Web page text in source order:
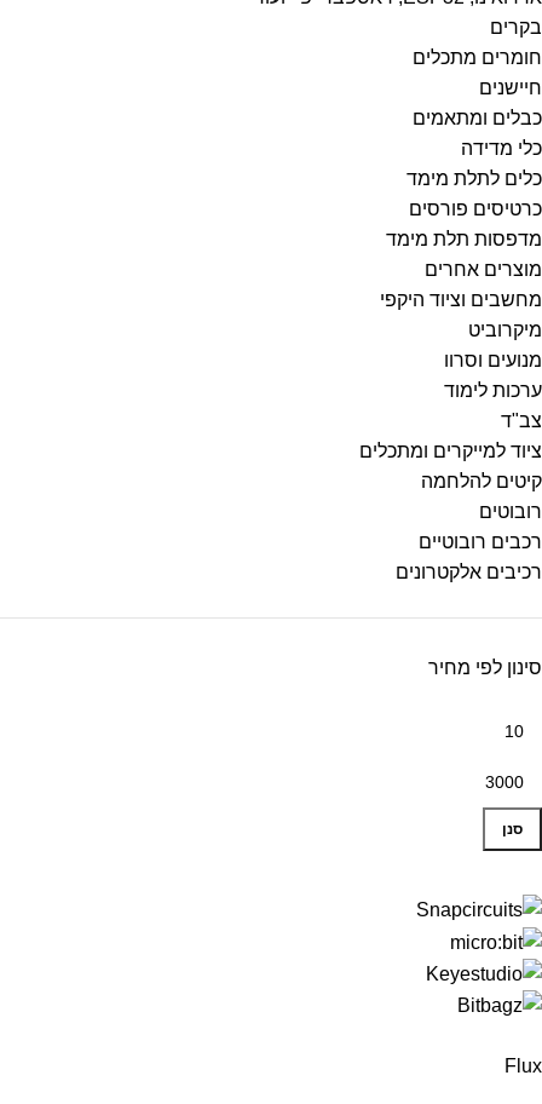
בקרים
חומרים מתכלים
חיישנים
כבלים ומתאמים
כלי מדידה
כלים לתלת מימד
כרטיסים פורסים
מדפסות תלת מימד
מוצרים אחרים
מחשבים וציוד היקפי
מיקרוביט
מנועים וסרוו
ערכות לימוד
צב"ד
ציוד למייקרים ומתכלים
קיטים להלחמה
רובוטים
רכבים רובוטיים
רכיבים אלקטרונים
סינון לפי מחיר
סנן
Flux